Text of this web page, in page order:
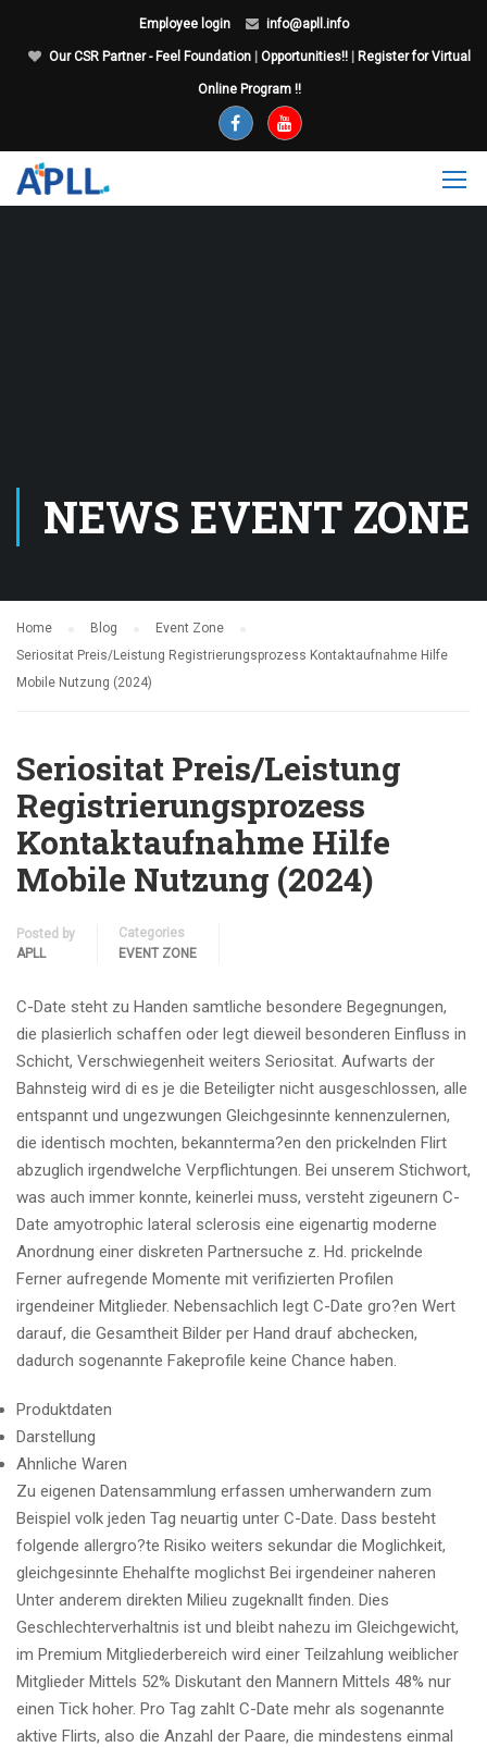
Employee login info@apll.info
Our CSR Partner - Feel Foundation Opportunities!! Register for Virtual
Online Program !!
NEWS EVENT ZONE
Home Blog
Event Zone
Seriositat Preis/Leistung Registrierungsprozess Kontaktaufnahme Hilfe
Mobile Nutzung (2024)
Seriositat Preis/Leistung
Registrierungsprozess
Kontaktaufnahme Hilfe
Mobile Nutzung (2024)
Posted by
APLL
Categories
EVENT ZONE
C-Date steht zu Handen samtliche besondere Begegnungen,
die plasierlich schaffen oder legt dieweil besonderen Einfluss in
Schicht, Verschwiegenheit weiters Seriositat. Aufwarts der
Bahnsteig wird di es je die Beteiligter nicht ausgeschlossen, alle
entspannt und ungezwungen Gleichgesinnte kennenzulernen,
die identisch mochten, bekannterma?en den prickelnden Flirt
abzuglich irgendwelche Verpflichtungen. Bei unserem Stichwort,
was auch immer konnte, keinerlei muss, versteht zigeunern C-
Date amyotrophic lateral sclerosis eine eigenartig moderne
Anordnung einer diskreten Partnersuche z. Hd. prickelnde
Ferner aufregende Momente mit verifizierten Profilen
irgendeiner Mitglieder. Nebensachlich legt C-Date gro?en Wert
darauf, die Gesamtheit Bilder per Hand drauf abchecken,
dadurch sogenannte Fakeprofile keine Chance haben.
Produktdaten
Darstellung
Ahnliche Waren
Zu eigenen Datensammlung erfassen umherwandern zum
Beispiel volk jeden Tag neuartig unter C-Date. Dass besteht
folgende allergro?te Risiko weiters sekundar die Moglichkeit,
gleichgesinnte Ehehalfte moglichst Bei irgendeiner naheren
Unter anderem direkten Milieu zugeknallt finden. Dies
Geschlechterverhaltnis ist und bleibt nahezu im Gleichgewicht,
im Premium Mitgliederbereich wird einer Teilzahlung weiblicher
Mitglieder Mittels 52% Diskutant den Mannern Mittels 48% nur
einen Tick hoher. Pro Tag zahlt C-Date mehr als sogenannte
aktive Flirts, also die Anzahl der Paare, die mindestens einmal